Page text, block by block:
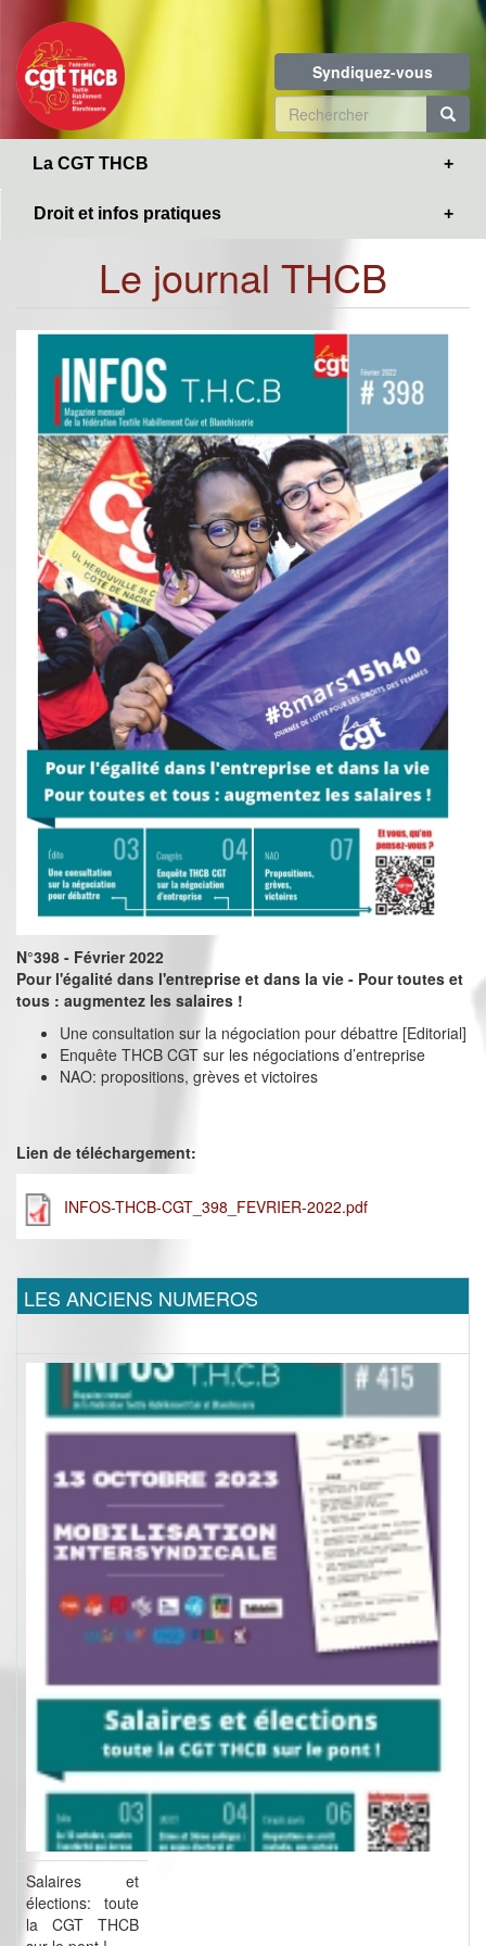
contenu
principal
Syndiquez-vous
Formulaire
de
La CGT THCB
Droit et infos pratiques
Le journal THCB
N°398 - Février 2022
Pour l'égalité dans l'entreprise et dans la vie - Pour toutes et
tous : augmentez les salaires !
Une consultation sur la négociation pour débattre [Editorial]
Enquête THCB CGT sur les négociations d’entreprise
NAO: propositions, grèves et victoires
Lien de téléchargement:
INFOS-THCB-CGT_398_FEVRIER-2022.pdf
LES ANCIENS NUMEROS
Salaires et
élections: toute
la CGT THCB